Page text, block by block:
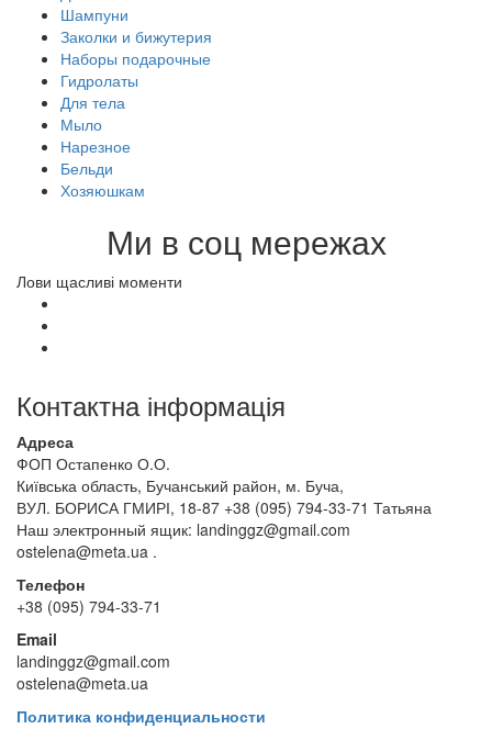
Шампуни
Заколки и бижутерия
Наборы подарочные
Гидролаты
Для тела
Мыло
Нарезное
Бельди
Хозяюшкам
Ми в соц мережах
Лови щасливі моменти
Контактна інформація
Адреса
ФОП Остапенко О.О.
Київська область, Бучанський район, м. Буча,
ВУЛ. БОРИСА ГМИРІ, 18-87 +38 (095) 794-33-71 Татьяна
Наш электронный ящик: landinggz@gmail.com
ostelena@meta.ua .
Телефон
+38 (095) 794-33-71
Email
landinggz@gmail.com
ostelena@meta.ua
Политика конфиденциальности